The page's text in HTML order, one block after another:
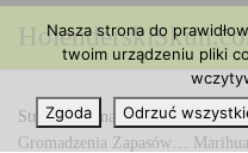
Przejdź do treści
Strona główna » Marihuana na
Gromadzenia Zapasów…
Nasza strona do
twoim urządzeniu pliki
Zgoda
Odrzuć